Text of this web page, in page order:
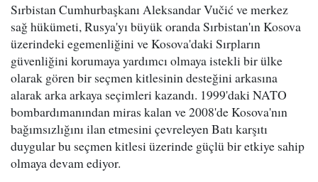
Sırbistan Cumhurbaşkanı Aleksandar Vučić ve merkez
sağ hükümeti, Rusya'yı büyük oranda Sırbistan'ın Kosova
üzerindeki egemenliğini ve Kosova'daki Sırpların
güvenliğini korumaya yardımcı olmaya istekli bir ülke
olarak gören bir seçmen kitlesinin desteğini arkasına
alarak arka arkaya seçimleri kazandı. 1999'daki NATO
bombardımanından miras kalan ve 2008'de Kosova'nın
bağımsızlığını ilan etmesini çevreleyen Batı karşıtı
duygular bu seçmen kitlesi üzerinde güçlü bir etkiye sahip
olmaya devam ediyor.